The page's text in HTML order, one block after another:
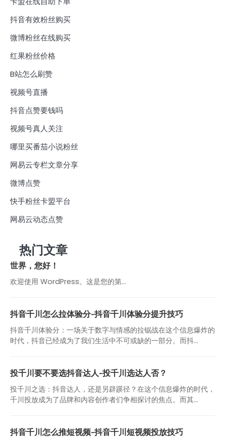
抖音有效粉丝购买
微博粉丝在线购买
红果粉丝价格
B站怎么刷赞
视频号直播
抖音点赞要钱吗
视频号真人关注
哪里买番茄小说粉丝
网易云专栏文章分享
微博点赞
快手粉丝卡盟平台
网易云动态点赞
热门文章
世界，您好！
欢迎使用 WordPress。这是您的第…
抖音千川怎么拉体验分-抖音千川体验分提升技巧
抖音千川体验分：一场关于数字与情感的拉锯战在这个信息爆炸的
时代，抖音已经成为了我们生活中不可或缺的一部分。而抖...
投千川要不要选抖音达人-投千川选达人否？
投千川之选：抖音达人，还是另辟蹊径？在这个信息爆炸的时代，
千川投放成为了品牌和内容创作者们争相探讨的焦点。而其...
抖音千川怎么推短视频-抖音千川短视频投放技巧